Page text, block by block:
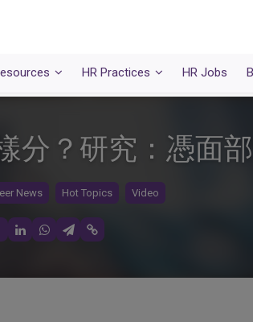
HR Practices HR Jobs
分？研究：憑面
News Hot Topics Video